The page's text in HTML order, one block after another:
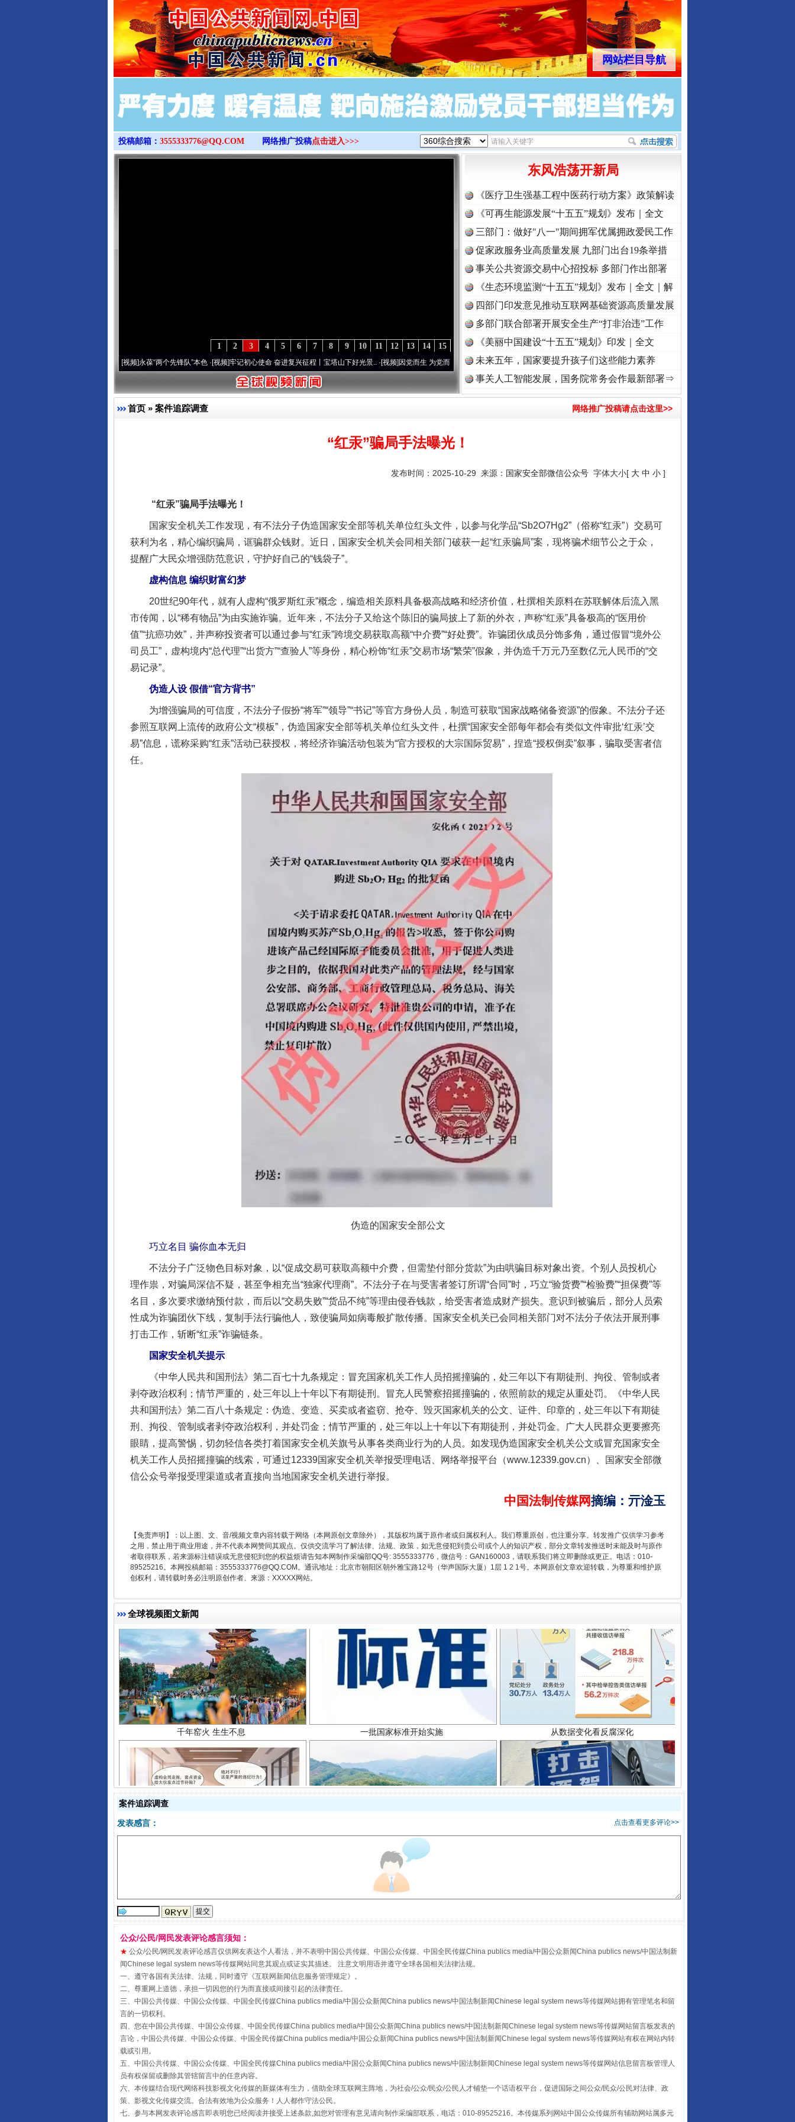
>
网站栏目导航
投稿邮箱： 3555333776@QQ.COM 网络推广投稿点击进入>>>
15
14
13
12
11
10
9
8
7
6
5
4
3
2
1
永葆“两个先锋队”本色·[视频]牢记初心使命 奋进复兴征程丨宝塔山下好光景..·[视频]因党而生 为党而战——百年“纪”事⑧加强纪律..·[视频]牢记初心使命 奋进复兴征程丨“转折之城”激荡..
东风浩荡开新局
《医疗卫生强基工程中医药行动方案》政策解读
《可再生能源发展“十五五”规划》发布｜全文
三部门：做好"八一"期间拥军优属拥政爱民工作
促家政服务业高质量发展 九部门出台19条举措
事关公共资源交易中心招投标 多部门作出部署
《生态环境监测“十五五”规划》发布｜全文｜解
读
四部门印发意见推动互联网基础资源高质量发展
多部门联合部署开展安全生产“打非治违”工作
《美丽中国建设“十五五”规划》印发｜全文
未来五年，国家要提升孩子们这些能力素养
事关人工智能发展，国务院常务会作最新部署⇒
首页 » 案件追踪调查 网络推广投稿请点击这里>>
“红汞”骗局手法曝光！
发布时间：2025-10-29 来源： 国家安全部微信公众号 字体大小[ 大 中 小 ]
“红汞”骗局手法曝光！
国家安全机关工作发现，有不法分子伪造国家安全部等机关单位红头文件，以参与化学品“Sb2O7Hg2”（俗称“红汞”）交易可
获利为名，精心编织骗局，诓骗群众钱财。近日，国家安全机关会同相关部门破获一起“红汞骗局”案，现将骗术细节公之于众，
提醒广大民众增强防范意识，守护好自己的“钱袋子”。
虚构信息 编织财富幻梦
20世纪90年代，就有人虚构“俄罗斯红汞”概念，编造相关原料具备极高战略和经济价值，杜撰相关原料在苏联解体后流入黑
市传闻，以“稀有物品”为由实施诈骗。近年来，不法分子又给这个陈旧的骗局披上了新的外衣，声称“红汞”具备极高的“医用价
值”“抗癌功效”，并声称投资者可以通过参与“红汞”跨境交易获取高额“中介费”“好处费”。诈骗团伙成员分饰多角，通过假冒“境外公
司员工”，虚构境内“总代理”“出货方”“查验人”等身份，精心粉饰“红汞”交易市场“繁荣”假象，并伪造千万元乃至数亿元人民币的“交
易记录”。
伪造人设 假借“官方背书”
为增强骗局的可信度，不法分子假扮“将军”“领导”“书记”等官方身份人员，制造可获取“国家战略储备资源”的假象。不法分子还
参照互联网上流传的政府公文“模板”，伪造国家安全部等机关单位红头文件，杜撰“国家安全部每年都会有类似文件审批‘红汞’交
易”信息，谎称采购“红汞”活动已获授权，将经济诈骗活动包装为“官方授权的大宗国际贸易”，捏造“授权倒卖”叙事，骗取受害者信
任。
伪造的国家安全部公文
巧立名目 骗你血本无归
不法分子广泛物色目标对象，以“促成交易可获取高额中介费，但需垫付部分货款”为由哄骗目标对象出资。个别人员投机心
理作祟，对骗局深信不疑，甚至争相充当“独家代理商”。不法分子在与受害者签订所谓“合同”时，巧立“验货费”“检验费”“担保费”等
名目，多次要求缴纳预付款，而后以“交易失败”“货品不纯”等理由侵吞钱款，给受害者造成财产损失。意识到被骗后，部分人员索
性成为诈骗团伙下线，复制手法行骗他人，致使骗局如病毒般扩散传播。国家安全机关已会同相关部门对不法分子依法开展刑事
打击工作，斩断“红汞”诈骗链条。
国家安全机关提示
《中华人民共和国刑法》第二百七十九条规定：冒充国家机关工作人员招摇撞骗的，处三年以下有期徒刑、拘役、管制或者
剥夺政治权利；情节严重的，处三年以上十年以下有期徒刑。冒充人民警察招摇撞骗的，依照前款的规定从重处罚。《中华人民
共和国刑法》第二百八十条规定：伪造、变造、买卖或者盗窃、抢夺、毁灭国家机关的公文、证件、印章的，处三年以下有期徒
刑、拘役、管制或者剥夺政治权利，并处罚金；情节严重的，处三年以上十年以下有期徒刑，并处罚金。广大人民群众更要擦亮
眼睛，提高警惕，切勿轻信各类打着国家安全机关旗号从事各类商业行为的人员。如发现伪造国家安全机关公文或冒充国家安全
机关工作人员招摇撞骗的线索，可通过12339国家安全机关举报受理电话、网络举报平台（www.12339.gov.cn）、国家安全部微
信公众号举报受理渠道或者直接向当地国家安全机关进行举报。
中国法制传媒网摘编 ： 亓淦玉
【免责声明】：以上图、文、音/视频文章内容转载于网络（本网原创文章除外），其版权均属于原作者或归属权利人。我们尊重原创，也注重分享。转发推广仅供学习参考
之用，禁止用于商业用途，并不代表本网赞同其观点。仅供交流学习了解法律、法规、政策，如无意侵犯到贵公司或个人的知识产权，部分文章转发推送时未能及时与原作
者取得联系，若来源标注错误或无意侵犯到您的权益烦请告知本网制作采编部QQ号: 3555333776，微信号：GAN160003，请联系我们将立即删除或更正。电话：010-
89525216。本网投稿邮箱：3555333776@QQ.COM。通讯地址：北京市朝阳区朝外雅宝路12号（华声国际大厦）1层 1 2 1号。本网原创文章欢迎转载，为尊重和维护原
创权利，请转载时务必注明原创作者、来源：XXXXX网站。
全球视频图文新闻
让核能赋能千行百业
千年窑火 生生不息 一批国家标准开始实施 从数据变化看反腐深化
酒驾未被当场查获能处罚吗
受贿1.44亿！段成刚被判无期 从幼儿园到大学，有这些资助
案件追踪调查
点击查看更多评论>>
发表感言：
公众/公民/网民发表评论感言须知：
★ 公众/公民/网民发表评论感言仅供网友表达个人看法，并不表明中国公共传媒、中国公众传媒、中国全民传媒China publics media/中国公众新闻China publics news/中国法制新
闻Chinese legal system news等传媒网站同意其观点或证实其描述。 注意文明用语并遵守全球各国相关法律法规。
一、遵守各国有关法律、法规，同时遵守《互联网新闻信息服务管理规定》。
二、尊重网上道德，承担一切因您的行为而直接或间接引起的法律责任。
三、中国公共传媒、中国公众传媒、中国全民传媒China publics media/中国公众新闻China publics news/中国法制新闻Chinese legal system news等传媒网站拥有管理笔名和留
言的一切权利。
四、您在中国公共传媒、中国公众传媒、中国全民传媒China publics media/中国公众新闻China publics news/中国法制新闻Chinese legal system news等传媒网站留言板发表的
言论，中国公共传媒、中国公众传媒、中国全民传媒China publics media/中国公众新闻China publics news/中国法制新闻Chinese legal system news等传媒网站有权在网站内转
载或引用。
五、中国公共传媒、中国公众传媒、中国全民传媒China publics media/中国公众新闻China publics news/中国法制新闻Chinese legal system news等传媒网站信息留言板管理人
员有权保留或删除其管辖留言中的任意内容。
六、本传媒结合现代网络科技影视文化传媒的新媒体有生力，借助全球互联网主阵地，为社会/公众/民众/公民人才铺垫一个话语权平台，促进国际之间公众/民众/公民对法律、政
策、影视文化传媒交流。合法有效地为公众服务！人人都作守法公民。
七、参与本网发表评论感言即表明您已经阅读并接受上述条款,如您对管理有意见请向制作采编部联系，电话：010-89525216。本传媒系列网站中国公众传媒所有辅助网站属多元